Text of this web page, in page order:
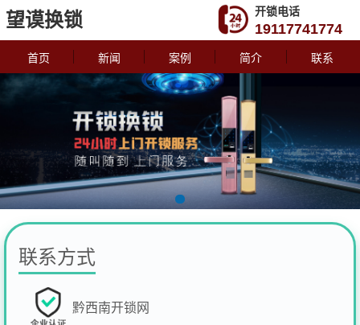
望谟换锁 开锁电话
19117741774
首页 新闻 案例 简介 联系
联系方式
黔西南开锁网